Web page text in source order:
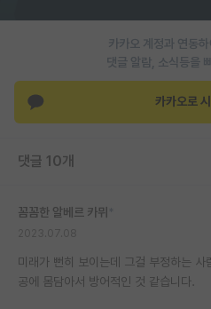
카카오 계정과 연동
댓글 알람, 소식등을
카카오로
댓글 10개
꼼꼼한 알베르 카뮈
미래가 뻔히 보이는데 그걸 부정하는
공에 몸담아서 방어적인 것 같습니다.